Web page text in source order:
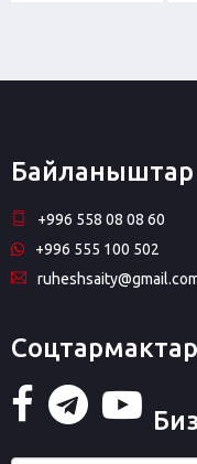
Байланыштар
+996 558 08 08 60
+996 555 100 502
Соцтармактар